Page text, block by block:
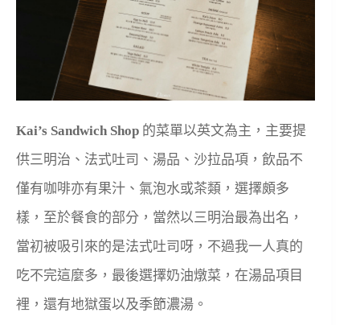
Kai’s Sandwich Shop 的菜單以英文為主，主要提
供三明治、法式吐司、湯品、沙拉品項，飲品不
僅有咖啡亦有果汁、氣泡水或茶類，選擇頗多
樣，至於餐食的部分，當然以三明治最為出名，
當初被吸引來的是法式吐司呀，不過我一人真的
吃不完這麼多，最後選擇奶油燉菜，在湯品項目
裡，還有地獄蛋以及季節濃湯。